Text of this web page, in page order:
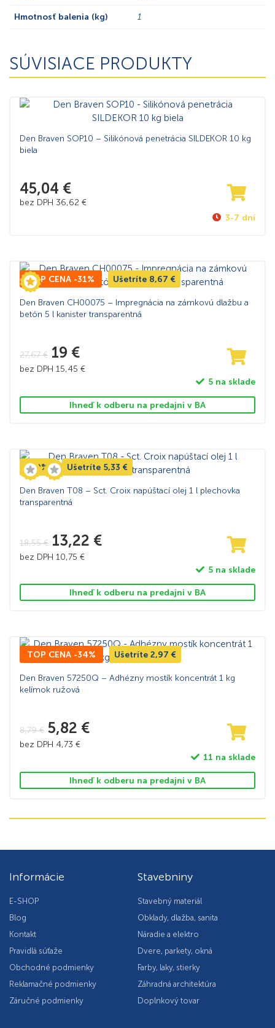
Hmotnosť balenia (kg) 1
SÚVISIACE PRODUKTY
Den Braven SOP10 – Silikónová penetrácia SILDEKOR 10 kg
biela
45,04 €
bez DPH 36,62 €
3-7 dní
TOP CENA -31% Ušetríte 8,67 €
Den Braven CH00075 – Impregnácia na zámkovú dlažbu a
betón 5 l kanister transparentná
27,67€ 19 €
bez DPH 15,45 €
5 na sklade
Ihneď k odberu na predajni v BA
-29% Ušetríte 5,33 €
Den Braven T08 – Sct. Croix napúštací olej 1 l plechovka
transparentná
18,55€ 13,22 €
bez DPH 10,75 €
5 na sklade
Ihneď k odberu na predajni v BA
TOP CENA -34% Ušetríte 2,97 €
Den Braven 57250Q – Adhézny mostík koncentrát 1 kg
kelímok ružová
8,79€ 5,82 €
bez DPH 4,73 €
11 na sklade
Ihneď k odberu na predajni v BA
Informácie
E-SHOP
Blog
Kontakt
Pravidlá súťaže
Obchodné podmienky
Reklamačné podmienky
Záručné podmienky
Stavebniny
Stavebný materiál
Obklady, dlažba, sanita
Náradie a elektro
Dvere, parkety, okná
Farby, laky, stierky
Záhradná architektúra
Doplnkový tovar